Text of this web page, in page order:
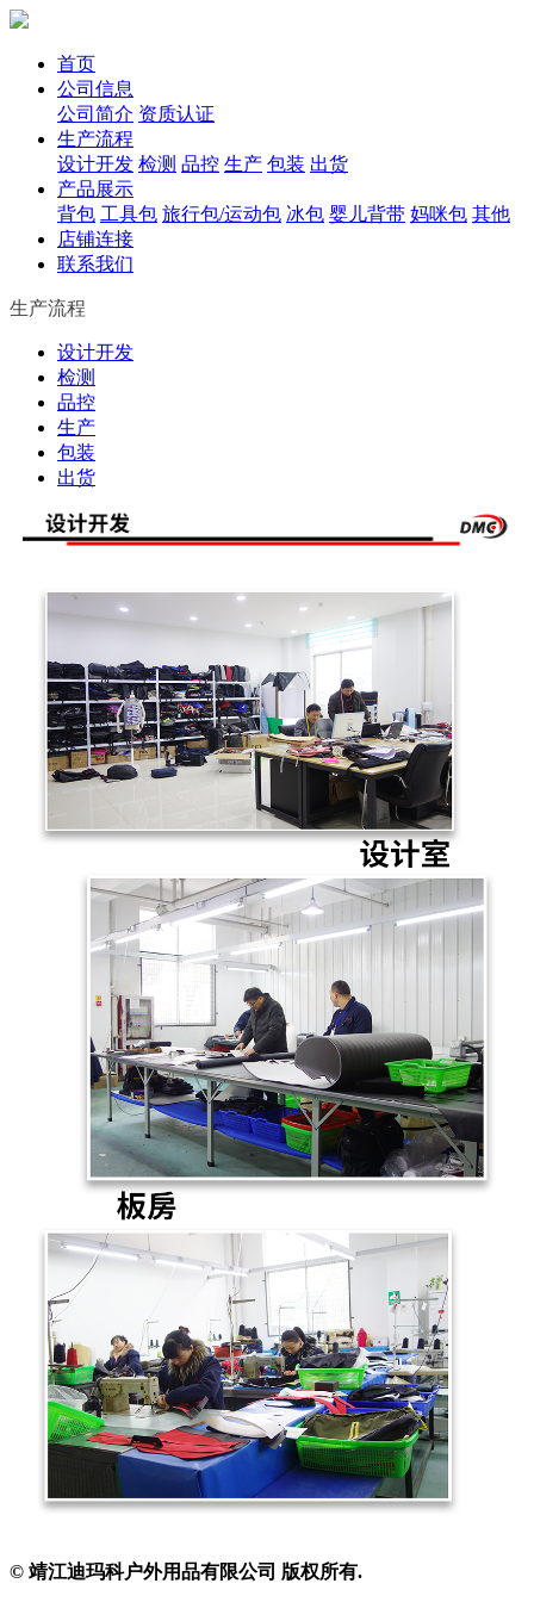
首页
公司信息
公司简介 资质认证
生产流程
设计开发 检测 品控 生产 包装 出货
产品展示
背包 工具包 旅行包/运动包 冰包 婴儿背带 妈咪包 其他
店铺连接
联系我们
生产流程
设计开发
检测
品控
生产
包装
出货
© 靖江迪玛科户外用品有限公司 版权所有.